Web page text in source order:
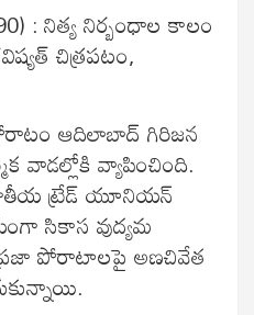
: నిత్య నిర్బంధాల కాలం
చిత్రపటం,
ఆదిలాబాద్ గిరిజన
వాడల్లోకి వ్యాపించింది.
ట్రేడ్ యూనియన్
సికాస వుద్యమ
ప్రజా పోరాటాలపై అణచివేత